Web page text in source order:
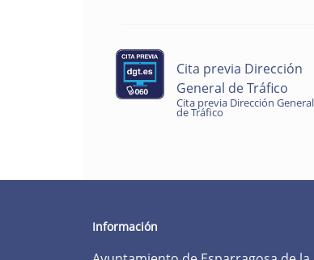
Cita previa Dirección
General de Tráfico
Cita previa Dirección General
de Tráfico
Información